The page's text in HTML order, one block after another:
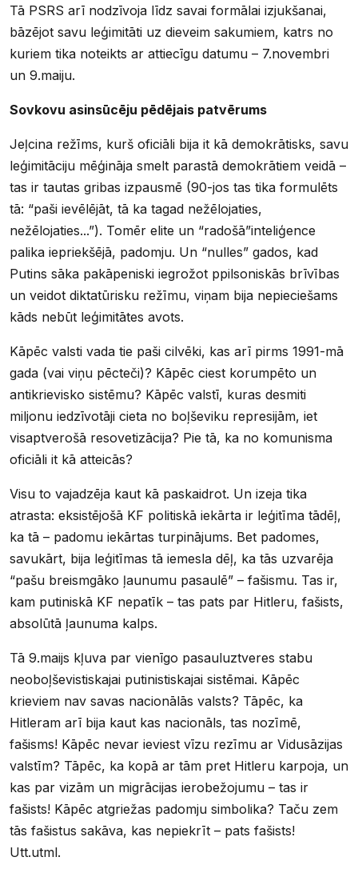
Tā PSRS arī nodzīvoja līdz savai formālai izjukšanai,
bāzējot savu leģimitāti uz dieveim sakumiem, katrs no
kuriem tika noteikts ar attiecīgu datumu – 7.novembri
un 9.maiju.
Sovkovu asinsūcēju pēdējais patvērums
Jeļcina režīms, kurš oficiāli bija it kā demokrātisks, savu
leģimitāciju mēģināja smelt parastā demokrātiem veidā –
tas ir tautas gribas izpausmē (90-jos tas tika formulēts
tā: “paši ievēlējāt, tā ka tagad nežēlojaties,
nežēlojaties...”). Tomēr elite un “radošā”inteliģence
palika iepriekšējā, padomju. Un “nulles” gados, kad
Putins sāka pakāpeniski iegrožot ppilsoniskās brīvības
un veidot diktatūrisku režīmu, viņam bija nepieciešams
kāds nebūt leģimitātes avots.
Kāpēc valsti vada tie paši cilvēki, kas arī pirms 1991-mā
gada (vai viņu pēcteči)? Kāpēc ciest korumpēto un
antikrievisko sistēmu? Kāpēc valstī, kuras desmiti
miljonu iedzīvotāji cieta no boļševiku represijām, iet
visaptverošā resovetizācija? Pie tā, ka no komunisma
oficiāli it kā atteicās?
Visu to vajadzēja kaut kā paskaidrot. Un izeja tika
atrasta: eksistējošā KF politiskā iekārta ir leģitīma tādēļ,
ka tā – padomu iekārtas turpinājums. Bet padomes,
savukārt, bija leģitīmas tā iemesla dēļ, ka tās uzvarēja
“pašu breismgāko ļaunumu pasaulē” – fašismu. Tas ir,
kam putiniskā KF nepatīk – tas pats par Hitleru, fašists,
absolūtā ļaunuma kalps.
Tā 9.maijs kļuva par vienīgo pasauluztveres stabu
neoboļševistiskajai putinistiskajai sistēmai. Kāpēc
krieviem nav savas nacionālās valsts? Tāpēc, ka
Hitleram arī bija kaut kas nacionāls, tas nozīmē,
fašisms! Kāpēc nevar ieviest vīzu rezīmu ar Vidusāzijas
valstīm? Tāpēc, ka kopā ar tām pret Hitleru karpoja, un
kas par vizām un migrācijas ierobežojumu – tas ir
fašists! Kāpēc atgriežas padomju simbolika? Taču zem
tās fašistus sakāva, kas nepiekrīt – pats fašists!
Utt.utml.